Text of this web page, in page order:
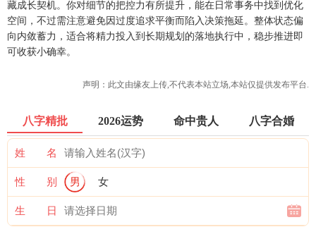
藏成长契机。你对细节的把控力有所提升，能在日常事务中找到优化
空间，不过需注意避免因过度追求平衡而陷入决策拖延。整体状态偏
向内敛蓄力，适合将精力投入到长期规划的落地执行中，稳步推进即
可收获小确幸。
声明：此文由缘友 上传,不代表本站立场,本站仅提供发布平台.
八字精批 2026运势 命中贵人 八字合婚
姓 名
性 别 男 女
生 日